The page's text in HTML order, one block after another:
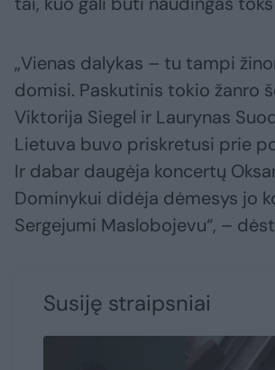
„Vienas dalykas – tu tampi
domisi. Paskutinis tokio žanro
Viktorija Siegel ir Laurynas
Lietuva buvo priskretusi prie
Ir dabar daugėja koncertų
Dominykui didėja dėmesys jo
Sergejumi Maslobojevu“, –
Susiję straipsniai